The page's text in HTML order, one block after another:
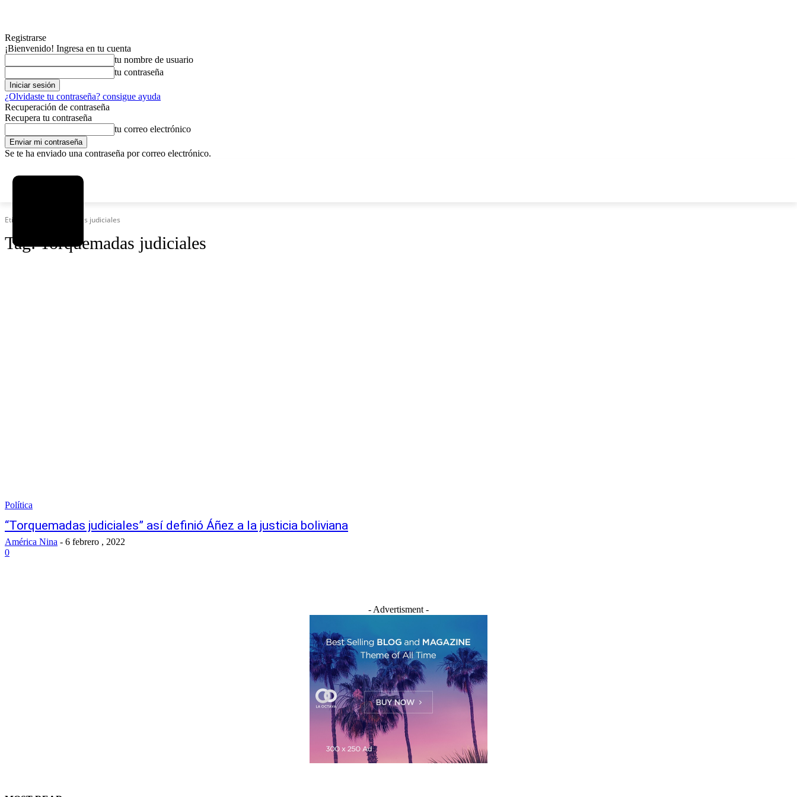
Registrarse
¡Bienvenido! Ingresa en tu cuenta
tu nombre de usuario
tu contraseña
¿Olvidaste tu contraseña? consigue ayuda
Recuperación de contraseña
Recupera tu contraseña
tu correo electrónico
Se te ha enviado una contraseña por correo electrónico.
Etiquetas Torquemadas judiciales
Tag:Torquemadas judiciales
Política
“Torquemadas judiciales” así definió Áñez a la justicia boliviana
América Nina - 6 febrero , 2022
0
- Advertisment -